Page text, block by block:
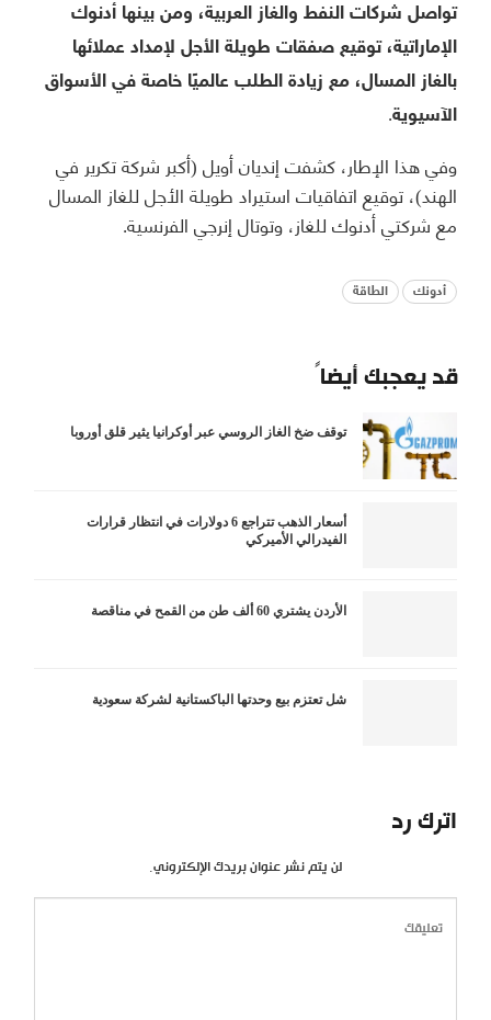
تواصل شركات النفط والغاز العربية، ومن بينها أدنوك
الإماراتية، توقيع صفقات طويلة الأجل لإمداد عملائها
بالغاز المسال، مع زيادة الطلب عالميًا خاصة في الأسواق
الآسيوية.
وفي هذا الإطار، كشفت إنديان أويل (أكبر شركة تكرير في
الهند)، توقيع اتفاقيات استيراد طويلة الأجل للغاز المسال
مع شركتي أدنوك للغاز، وتوتال إنرجي الفرنسية.
أدونك الطاقة
قد يعجبك أيضاً
توقف ضخ الغاز الروسي عبر أوكرانيا يثير قلق أوروبا
أسعار الذهب تتراجع 6 دولارات في انتظار قرارات
الفيدرالي الأميركي
الأردن يشتري 60 ألف طن من القمح في مناقصة
شل تعتزم بيع وحدتها الباكستانية لشركة سعودية
اترك رد
لن يتم نشر عنوان بريدك الإلكتروني.